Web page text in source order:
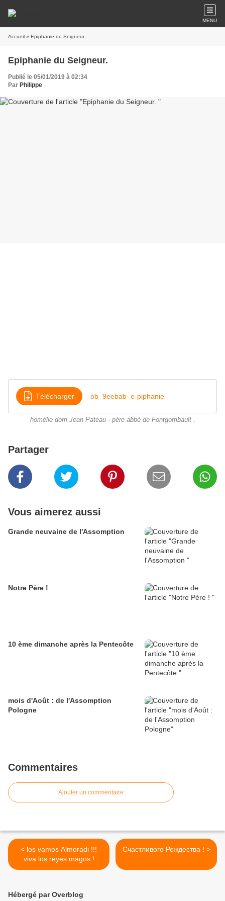
MENU
Accueil » Epiphanie du Seigneur.
Epiphanie du Seigneur.
Publié le 05/01/2019 à 02:34
Par Philippe
Télécharger ob_9eebab_e-piphanie
homélie dom Jean Pateau - père abbé de Fontgombault .
Partager
Vous aimerez aussi
Grande neuvaine de l'Assomption
Notre Père !
10 ème dimanche après la Pentecôte
mois d'Août : de l'Assomption
Pologne
Commentaires
Ajouter un commentaire
< los vamos Almoradi !!!
viva los reyes magos !
Счастливого Рождества ! >
Hébergé par Overblog